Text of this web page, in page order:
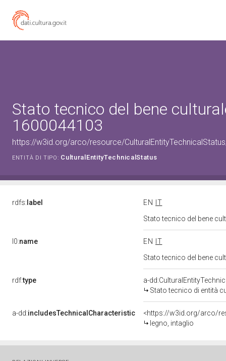
Stato tecnico del bene
1600044103
https://w3id.org/arco/resource/
ENTITÀ DI TIPO: CulturalEntityTechnicalStatus
rdfs: label EN
IT
Stato tecnico del bene
l0:name EN
IT
Stato tecnico del bene
rdf:type
a-
Stato tecnico di entità
a-dd:includesTechnicalCharacteristic
<https://w3id.org/arco/
legno, intaglio